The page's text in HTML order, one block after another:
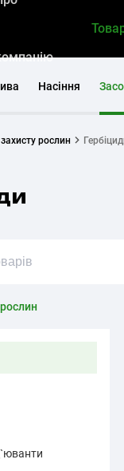
Насіння
рослин